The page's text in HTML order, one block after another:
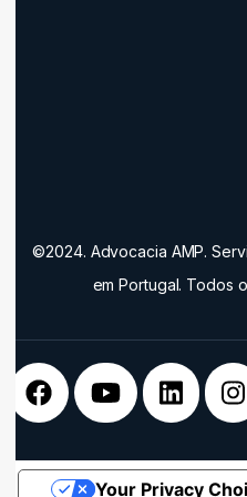
©2024. Advocacia AMP.
em Portugal. Todos
Your Privacy